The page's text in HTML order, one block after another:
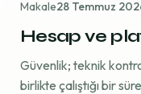
Makale28 Temmuz
Hesap ve
Güvenlik; teknik
birlikte çalıştığı bir